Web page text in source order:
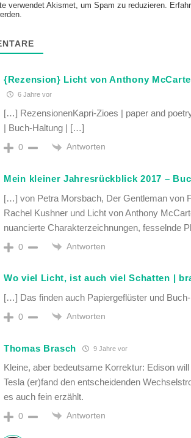
verwendet Akismet, um Spam zu reduzieren.
{Rezension} Licht von Anthony
6 Jahre vor
[…] RezensionenKapri-Zioes | paper and
| Buch-Haltung | […]
0 Antworten
Mein kleiner Jahresrückblick 2017 –
[…] von Petra Morsbach, Der Gentleman von
Rachel Kushner und Licht von Anthony
nuancierte Charakterzeichnungen, fesselnde
0 Antworten
Wo viel Licht, ist auch viel Schatten |
[…] Das finden auch Papiergeflüster und
0 Antworten
Thomas Brasch 9 Jahre vor
Kleine, aber bedeutsame Korrektur: Edison
Tesla (er)fand den entscheidenden
es auch fein erzählt.
0 Antworten